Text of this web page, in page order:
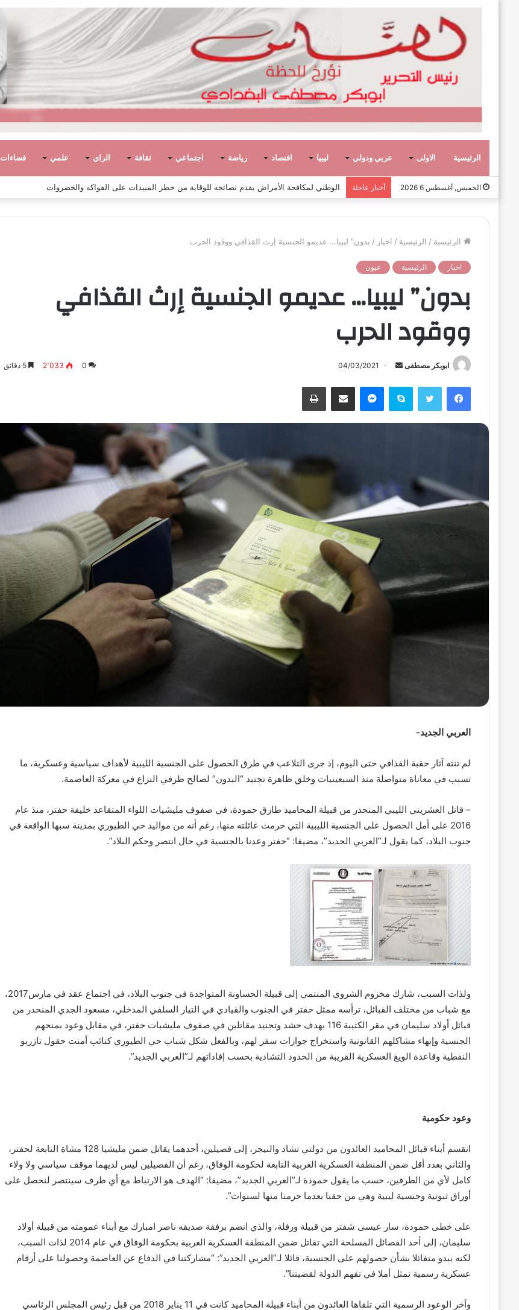
الرئيسية الاولى عربي ودولي ليبيا اقتصاد رياضة اجتماعي ثقافة الراي علمي فضاءات
الخميس, أغسطس 6 2026 أخبار عاجلة وفاة الكاتب والدبلوماسي الليبي مفتاح السيد الشريف عن 90 عامًا
الرئيسية / الرئيسية / اخبار / بدون” ليبيا… عديمو الجنسية إرث القذافي ووقود الحرب
اخبار الرئيسية عيون
بدون” ليبيا… عديمو الجنسية إرث القذافي
ووقود الحرب
ابوبكر مصطفى
أ
ب
ا
إ
ن
04/03/2021
0 2٬033 5 دقائق
فيسبوك تويتر سكايب ماسنجر مشاركة عبر البريد طباعة
العربي الجديد-
لم تنته آثار حقبة القذافي حتى اليوم، إذ جرى التلاعب في طرق الحصول على الجنسية الليبية لأهداف سياسية وعسكرية، ما
تسبب في معاناة متواصلة منذ السبعينيات وخلق ظاهرة تجنيد “البدون” لصالح طرفي النزاع في معركة العاصمة.
– قاتل العشريني الليبي المنحدر من قبيلة المحاميد طارق حمودة، في صفوف مليشيات اللواء المتقاعد خليفة حفتر، منذ عام
2016 على أمل الحصول على الجنسية الليبية التي حرمت عائلته منها، رغم أنه من مواليد حي الطيوري بمدينة سبها الواقعة في
جنوب البلاد، كما يقول لـ”العربي الجديد”، مضيفا: “حفتر وعدنا بالجنسية في حال انتصر وحكم البلاد”.
ولذات السبب، شارك مخزوم الشروي المنتمي إلى قبيلة الحساونة المتواجدة في جنوب البلاد، في اجتماع عقد في مارس2017،
مع شباب من مختلف القبائل، ترأسه ممثل حفتر في الجنوب والقيادي في التيار السلفي المدخلي، مسعود الجدي المنحدر من
قبائل أولاد سليمان في مقر الكتيبة 116 بهدف حشد وتجنيد مقاتلين في صفوف مليشيات حفتر، في مقابل وعود بمنحهم
الجنسية وإنهاء مشاكلهم القانونية واستخراج جوازات سفر لهم، وبالفعل شكل شباب حي الطيوري كتائب أمنت حقول تازربو
النفطية وقاعدة الويغ العسكرية القريبة من الحدود التشادية بحسب إفاداتهم لـ”العربي الجديد”.
وعود حكومية
انقسم أبناء قبائل المحاميد العائدون من دولتي تشاد والنيجر، إلى فصيلين، أحدهما يقاتل ضمن مليشيا 128 مشاة التابعة لحفتر،
والثاني بعدد أقل ضمن المنطقة العسكرية الغربية التابعة لحكومة الوفاق، رغم أن الفصيلين ليس لديهما موقف سياسي ولا ولاء
كامل لأي من الطرفين، حسب ما يقول حمودة لـ”العربي الجديد”، مضيفا: “الهدف هو الارتباط مع أي طرف سينتصر لنحصل على
أوراق ثبوتية وجنسية ليبية وهي من حقنا بعدما حرمنا منها لسنوات”.
على خطى حمودة، سار عيسى شفتر من قبيلة ورفلة، والذي انضم برفقة صديقه ناصر امبارك مع أبناء عمومته من قبيلة أولاد
سليمان، إلى أحد الفصائل المسلحة التي تقاتل ضمن المنطقة العسكرية الغربية بحكومة الوفاق في عام 2014 لذات السبب،
لكنه يبدو متفائلا بشأن حصولهم على الجنسية، قائلا لـ”العربي الجديد”: “مشاركتنا في الدفاع عن العاصمة وحصولنا على أرقام
عسكرية رسمية تمثل أملا في تفهم الدولة لقضيتنا”.
وآخر الوعود الرسمية التي تلقاها العائدون من أبناء قبيلة المحاميد كانت في 11 يناير 2018 من قبل رئيس المجلس الرئاسي